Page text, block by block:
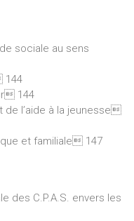
sociale au sens
144
144
de l’aide à la jeunesse
et familiale 147
des C.P.A.S. envers les